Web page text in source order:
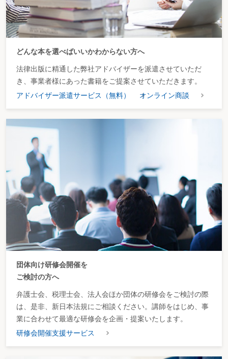
どんな本を選べばいいかわからない方へ
法律出版に精通した弊社アドバイザーを派遣させていただ
き、事業者様にあった書籍をご提案させていただきます。
アドバイザー派遣サービス（無料）
オンライン商談
団体向け研修会開催を
ご検討の方へ
弁護士会、税理士会、法人会ほか団体の研修会をご検討の際
は、是非、新日本法規にご相談ください。講師をはじめ、事
業に合わせて最適な研修会を企画・提案いたします。
研修会開催支援サービス